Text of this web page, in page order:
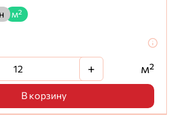
м²
+ м²
В корзину